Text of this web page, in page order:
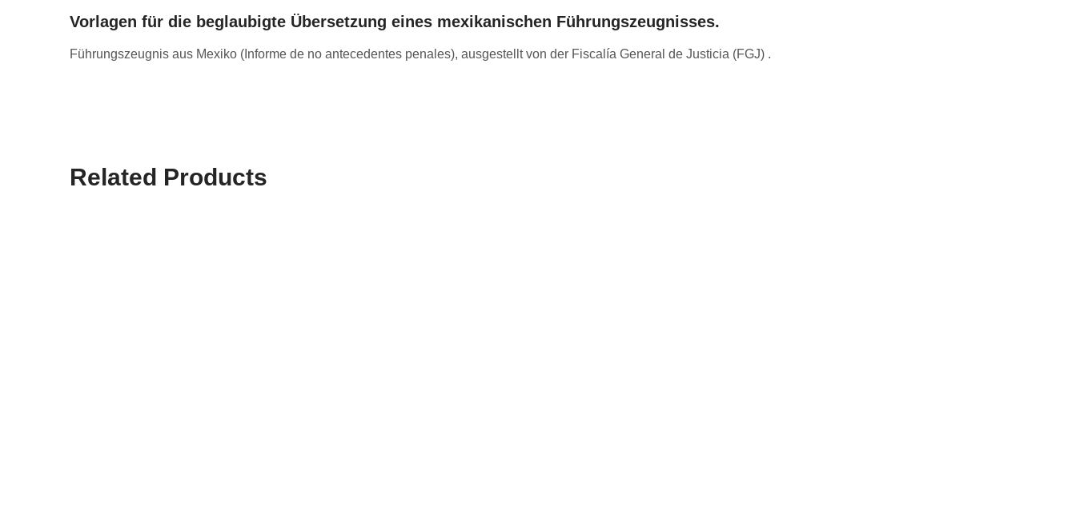
Vorlagen für die beglaubigte Übersetzung eines mexikanischen Führungszeugnisses.
Führungszeugnis aus Mexiko (Informe de no antecedentes penales), ausgestellt von der Fiscalía General de Justicia (FGJ) .
Related Products